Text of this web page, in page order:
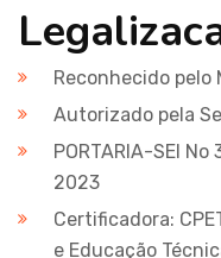
Reconhecido pelo
Autorizado pela
PORTARIA-SEI No
2023
Certificadora:
e Educação